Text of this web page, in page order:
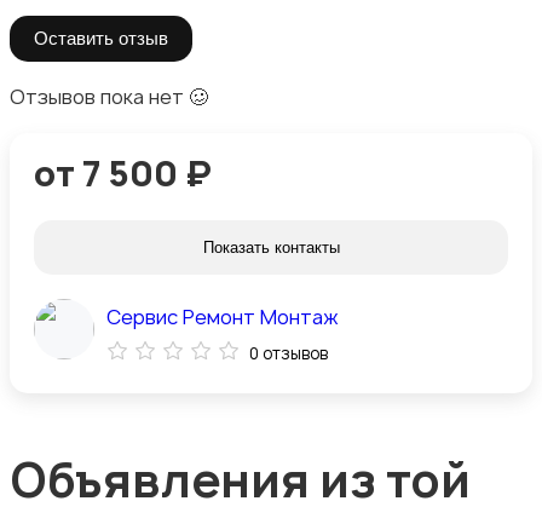
Оставить отзыв
Отзывов пока нет 🥴
от 7 500 ₽
Показать контакты
Cервис Ремонт Монтаж
0 отзывов
Объявления из той